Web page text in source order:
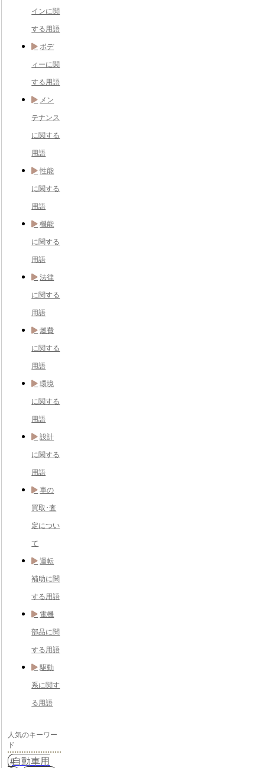
インに関
する用語
ボデ
ィーに関
する用語
メン
テナンス
に関する
用語
性能
に関する
用語
機能
に関する
用語
法律
に関する
用語
燃費
に関する
用語
環境
に関する
用語
設計
に関する
用語
車の
買取･査
定につい
て
運転
補助に関
する用語
電機
部品に関
する用語
駆動
系に関す
る用語
人気のキーワー
ド
自動車用